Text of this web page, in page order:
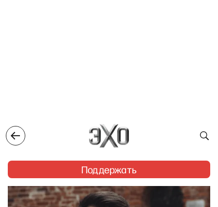
Поддержать